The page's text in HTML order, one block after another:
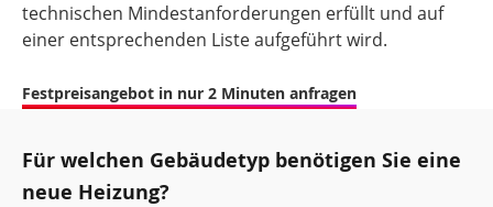
technischen Mindestanforderungen erfüllt und auf
einer entsprechenden Liste aufgeführt wird.
Festpreisangebot in nur 2 Minuten anfragen
Für welchen Gebäudetyp benötigen Sie eine
neue Heizung?